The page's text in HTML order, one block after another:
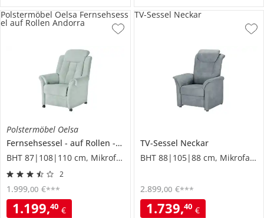
Polstermöbel Oelsa
Fernsehsessel
auf Rollen
Andorra
BHT 87|108|110 cm, Mikrofaser
2
1.199,40 €
1.999,00 €***
Polstermöbel Oelsa Fernsehsess
el auf Rollen Andorra
TV-Sessel Neckar
BHT 88|105|88 cm, Mikrofaser
1.739,40 €
2.899,00 €***
TV-Sessel Neckar